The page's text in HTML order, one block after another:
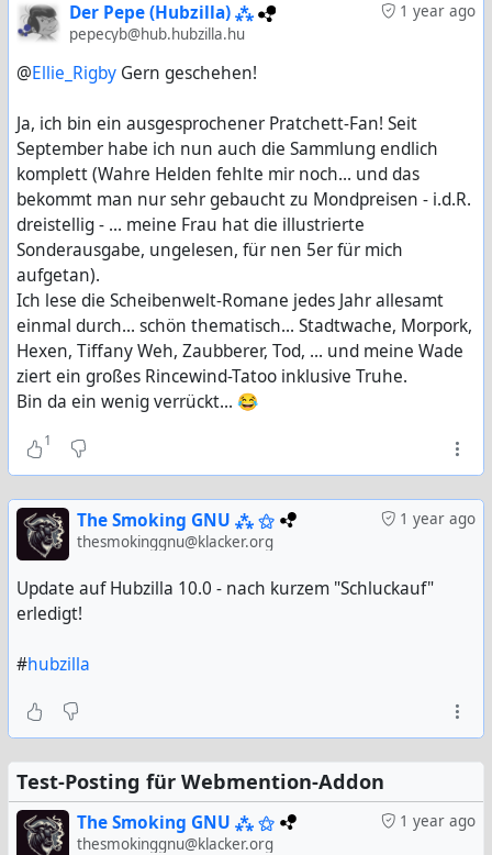
1 year ago
Der Pepe (Hubzilla) ⁂
pepecyb@hub.hubzilla.hu
@Ellie_Rigby Gern geschehen!
Ja, ich bin ein ausgesprochener Pratchett-Fan! Seit
September habe ich nun auch die Sammlung endlich
komplett (Wahre Helden fehlte mir noch... und das
bekommt man nur sehr gebaucht zu Mondpreisen - i.d.R.
dreistellig - ... meine Frau hat die illustrierte
Sonderausgabe, ungelesen, für nen 5er für mich
aufgetan).
Ich lese die Scheibenwelt-Romane jedes Jahr allesamt
einmal durch... schön thematisch... Stadtwache, Morpork,
Hexen, Tiffany Weh, Zaubberer, Tod, ... und meine Wade
ziert ein großes Rincewind-Tatoo inklusive Truhe.
Bin da ein wenig verrückt... 😂
1
1 year ago
The Smoking GNU ⁂ ⚝
thesmokinggnu@klacker.org
Update auf Hubzilla 10.0 - nach kurzem "Schluckauf"
erledigt!
#hubzilla
Test-Posting für Webmention-Addon
1 year ago
The Smoking GNU ⁂ ⚝
thesmokinggnu@klacker.org